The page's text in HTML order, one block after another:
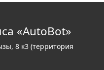
«AutoBot»
8 к3 (территория